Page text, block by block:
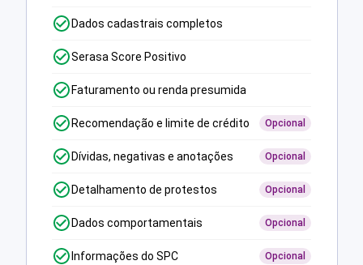
Dados cadastrais completos
Serasa Score Positivo
Faturamento ou renda presumida
Recomendação e limite de crédito Opcional
Dívidas, negativas e anotações Opcional
Detalhamento de protestos Opcional
Dados comportamentais Opcional
Informações do SPC Opcional